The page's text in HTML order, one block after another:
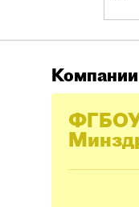
Компании